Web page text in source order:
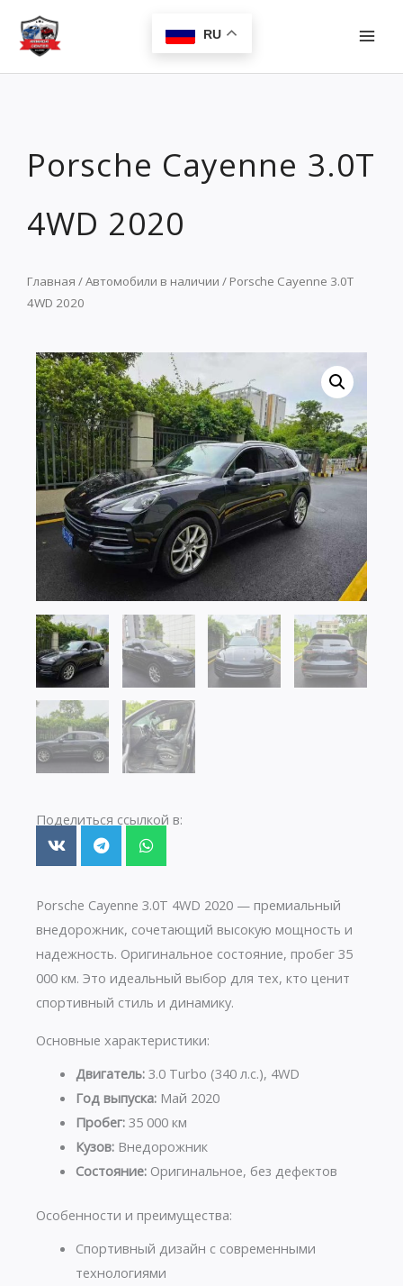
Перейти
содержимому
RU
Porsche Cayenne 3.0T
4WD 2020
Главная /Автомобили в наличии / Porsche Cayenne 3.0T
4WD 2020
Поделиться ссылкой в:
Porsche Cayenne 3.0T 4WD 2020 — премиальный
внедорожник, сочетающий высокую мощность и
надежность. Оригинальное состояние, пробег 35
000 км. Это идеальный выбор для тех, кто ценит
спортивный стиль и динамику.
Основные характеристики:
Двигатель:3.0 Turbo (340 л.с.), 4WD
Год выпуска:Май 2020
Пробег:35 000 км
Кузов:Внедорожник
Состояние:Оригинальное, без дефектов
Особенности и преимущества:
Спортивный дизайн с современными
технологиями